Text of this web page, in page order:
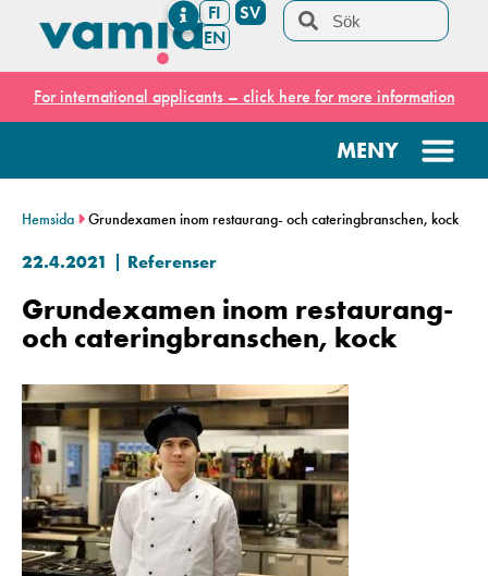
FI
SV
EN
For international applicants – click here for more information
Hemsida Grundexamen inom restaurang- och cateringbranschen, kock
22.4.2021 Referenser
Grundexamen inom restaurang-
och cateringbranschen, kock